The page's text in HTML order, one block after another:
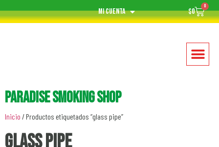
Mi cuenta $0
0
Paradise Smoking Shop
Inicio / Productos etiquetados “glass pipe”
glass pipe